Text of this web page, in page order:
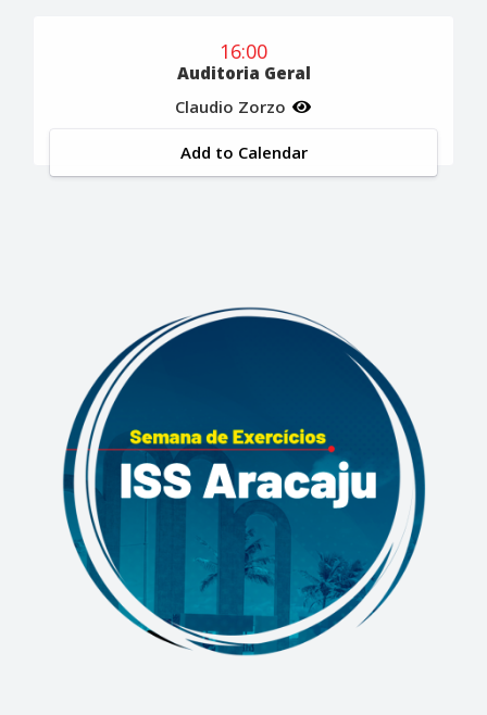
16:00
Auditoria Geral
Claudio Zorzo
Add to Calendar